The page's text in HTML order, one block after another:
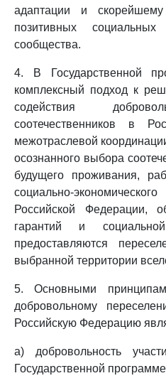
адаптации и
позитивных
сообщества.
4. В Государственной
комплексный подход к
содействия
соотечественников в
межотраслевой
осознанного выбора
будущего проживания,
социально-
Российской Федерации,
гарантий и
предоставляются
выбранной территории
5. Основными
добровольному
Российскую Федерацию
а) добровольность
Государственной